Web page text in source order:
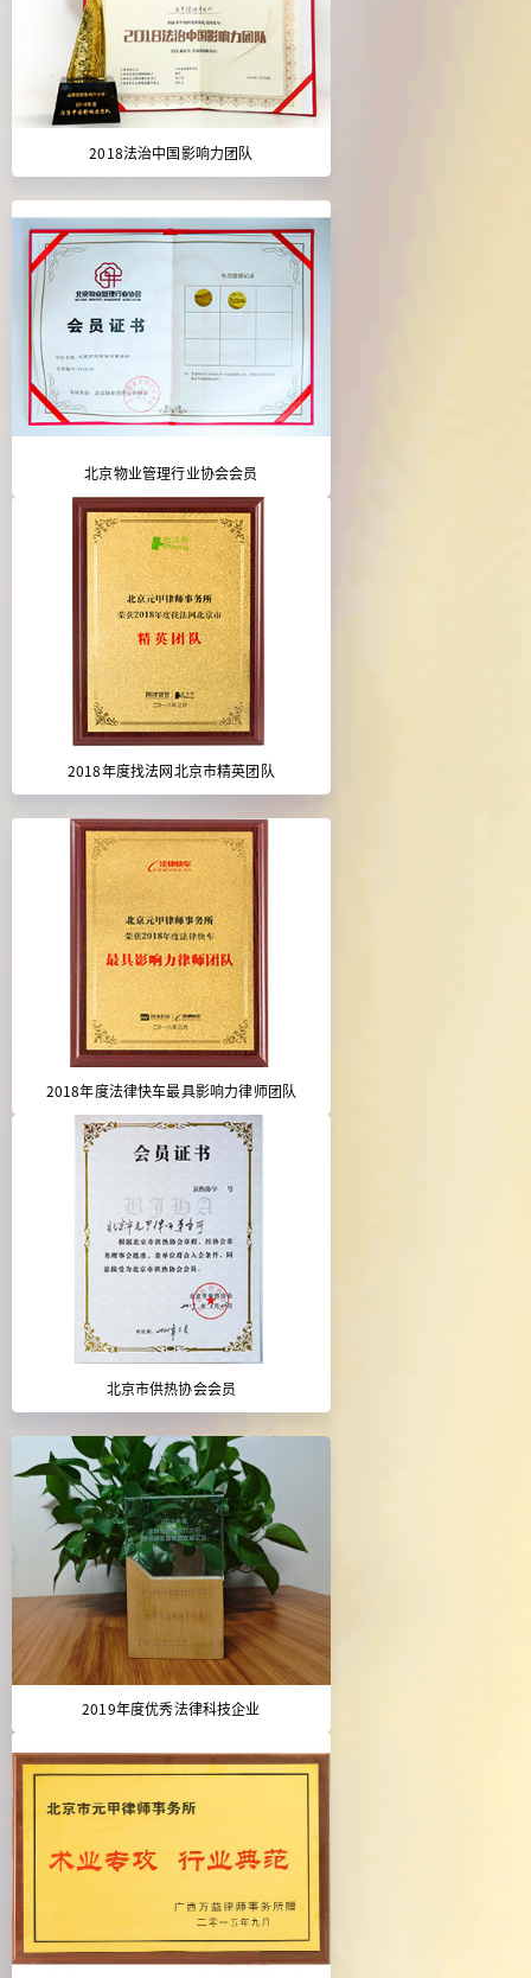
2018法治中国影响力团队
北京物业管理行业协会会员
2018年度找法网北京市精英团队
2018年度法律快车最具影响力律师团队
北京市供热协会会员
2019年度优秀法律科技企业